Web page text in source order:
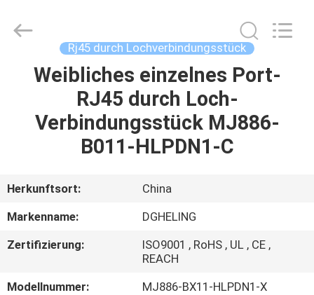
HAUS
PRODUKTE
UNS
AUSFLUG
Rights
Reserved.
Rj45 durch Lochverbindungsstück
Weibliches einzelnes Port-
RJ45 durch Loch-
Verbindungsstück MJ886-
B011-HLPDN1-C
Herkunftsort:
China
Markenname:
DGHELING
Zertifizierung:
ISO9001 , RoHS , UL , CE ,
REACH
Modellnummer:
MJ886-BX11-HLPDN1-X